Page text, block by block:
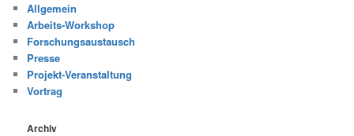
Allgemein
Arbeits-Workshop
Forschungsaustausch
Presse
Projekt-Veranstaltung
Vortrag
Archiv